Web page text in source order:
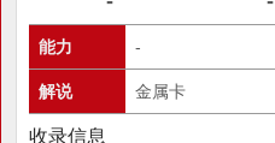
能力 -
解说 金属卡
收录信息